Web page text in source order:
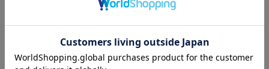
総合評価
5.0 5レビュー